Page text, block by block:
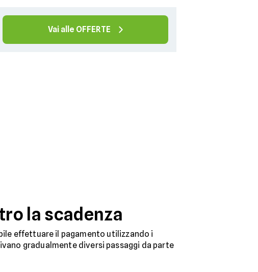
Vai alle OFFERTE
la scadenza
effettuare il pagamento utilizzando i
gradualmente diversi passaggi da parte